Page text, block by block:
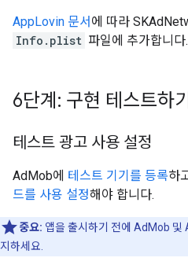
AppLovin 문서 에 따라
Info.plist 파일에 추가합니다.
6단계: 구현 테스트하기
테스트 광고 사용 설정
AdMob에 테스트 기기를 등록하
드를 사용 설정해야 합니다.
중요: 앱을 출시하기 전에 AdMob 및
지하세요.